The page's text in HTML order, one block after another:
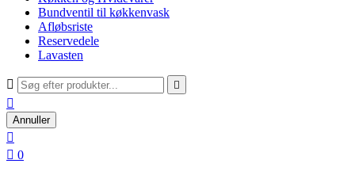
Bundventil til køkkenvask
Afløbsriste
Reservedele
Lavasten
 

Annuller

 0